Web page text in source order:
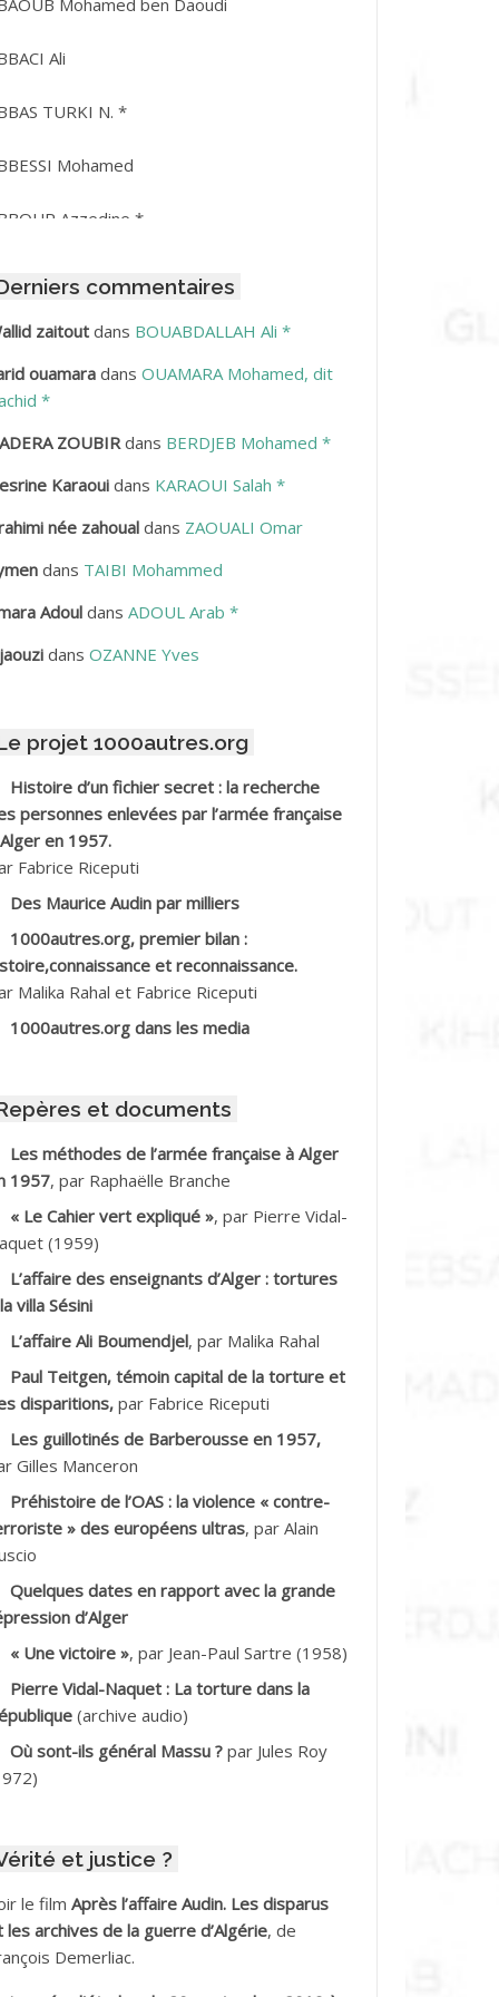
Ali
TURKI N. *
Mohamed
Azzedine *
Amar
Hamid
Mohamed
Lakhdar
Haciba
Mohamed Hamoud*
Mohamed *
Ahmed
Mohamed ben Kaddour
Kouider
Ahmed dit le Coiffeur
Mohamed
Salah
M.*
Ali
Tahar
Ramdane *
Baghdad*
Boualem*
Rachid
Omar
Vve AIT SAADA
Mohamed Akli
commentaires
zaitoutdans BOUABDALLAH Ali *
ouamaradans OUAMARA Mohamed, dit
*
ZOUBIRdans BERDJEB Mohamed *
Karaouidans KARAOUI Salah *
née zahoualdans ZAOUALI Omar
dans TAIBI Mohammed
Adouldans ADOUL Arab *
dans OZANNE Yves
projet 1000autres.org
Histoire d’un fichier secret : la recherche
personnes enlevées par l’armée française
en 1957.
Fabrice Riceputi
Des Maurice Audin par milliers
1000autres.org, premier bilan :
et reconnaissance.
Malika Rahal et Fabrice Riceputi
1000autres.org dans les media
et documents
Les méthodes de l’armée française à Alger
1957, par Raphaëlle Branche
« Le Cahier vert expliqué », par Pierre Vidal-
(1959)
L’affaire des enseignants d’Alger : tortures
villa Sésini
L’affaire Ali Boumendjel, par Malika Rahal
Paul Teitgen, témoin capital de la torture et
disparitions, par Fabrice Riceputi
Les guillotinés de Barberousse en 1957,
Gilles Manceron
Préhistoire de l’OAS : la violence « contre-
» des européens ultras, par Alain
Quelques dates en rapport avec la grande
d’Alger
« Une victoire », par Jean-Paul Sartre (1958)
Pierre Vidal-Naquet : La torture dans la
(archive audio)
Où sont-ils général Massu ? par Jules Roy
et justice ?
le film Après l’affaire Audin. Les disparus
les archives de la guerre d’Algérie, de
Demerliac.